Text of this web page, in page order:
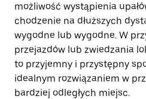
możliwość wystąpienia
chodzenie na dłuższych
wygodne lub wygodne. W
przejazdów lub zwiedzania
to przyjemny i przystępny
idealnym rozwiązaniem w
bardziej odległych miejsc.